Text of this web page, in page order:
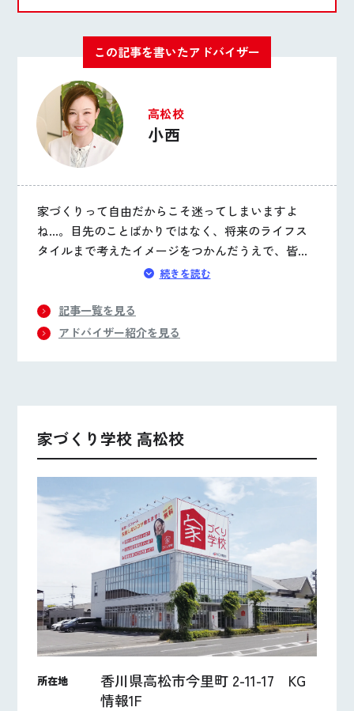
この記事を書いたアドバイザー
高松校
小西
家づくりって自由だからこそ迷ってしまいますよ
ね…。目先のことばかりではなく、将来のライフス
タイルまで考えたイメージをつかんだうえで、皆様
が後悔のないよう“理想を形に変える”お手伝いをさ
続きを読む
記事一覧を見る
アドバイザー紹介を見る
家づくり学校 高松校
所在地
香川県高松市今里町 2-11-17 KG
情報1F